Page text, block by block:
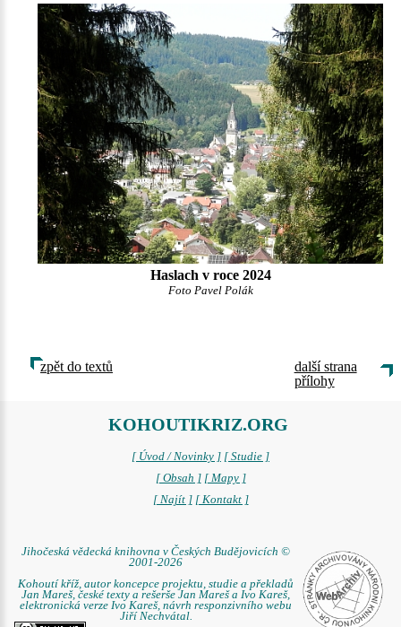
Haslach v roce 2024
Foto Pavel Polák
zpět do textů
další strana
přílohy
KOHOUTIKRIZ.ORG
[ Úvod / Novinky ] [ Studie ]
[ Obsah ] [ Mapy ]
[ Najít ] [ Kontakt ]
Jihočeská vědecká knihovna v Českých Budějovicích ©
2001-2026
Kohoutí kříž, autor koncepce projektu, studie a překladů
Jan Mareš, české texty a rešerše Jan Mareš a Ivo Kareš,
elektronická verze Ivo Kareš, návrh responzivního webu
Jiří Nechvátal.